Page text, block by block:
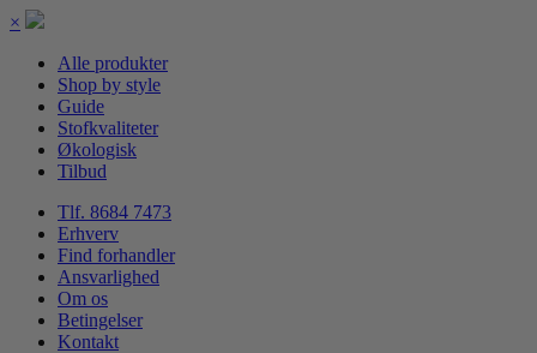
×
Alle produkter
Shop by style
Guide
Stofkvaliteter
Økologisk
Tilbud
Tlf. 8684 7473
Erhverv
Find forhandler
Ansvarlighed
Om os
Betingelser
Kontakt